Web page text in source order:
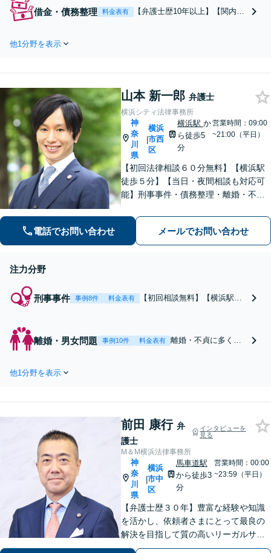
割協議ならお任せください！ヒアリ
ングをしっかり行い円滑に解決致し
借金・債務整理 料金表有
【弁護士歴10年以上】【関内駅
で抱える前にまずはご相談くだ
い利用可】【夜間/休日相談可】
他1分野を表示
山本 新一郎 弁護士
横浜シティ法律事務所
神
奈
川
県
|
横浜
市西
区
横浜駅 か
ら徒歩5
分
営業時間：09:00
~21:00（平日）
【初回法律相談６０分無料】【横浜駅
徒歩５分】【当日・夜間相談も対応可
能】刑事事件・債務整理・離婚・不
て、一人ひとりにとっての最善の解決
を目指す「オーダーメイドの弁護士活
動」を信条に掲げて全力を尽くしま
電話でお問い合わせ メールでお問い合わせ
注力分野
刑事事件 事例8件 料金表有
【初回相談無料】【横浜駅徒
薬物/わいせつ/傷害/暴行/少年
などに豊富な実績がございま
離婚・男女問題 事例10件 料金表有
離婚・不貞に多くの
産分与・養育費・親
相談ください！
他1分野を表示
前田 康行 弁
護士
インタビューを
見る
M＆M横浜法律事務所
神
奈
川
県
|
横浜
市中
区
馬車道駅
から徒歩3
分
営業時間：00:00
~23:59（平日）
【弁護士歴３０年】豊富な経験や知識
を活かし、依頼者さまにとって最良の
解決を目指して質の高いリーガルサー
ビスの提供に努めます。ご相談は相続